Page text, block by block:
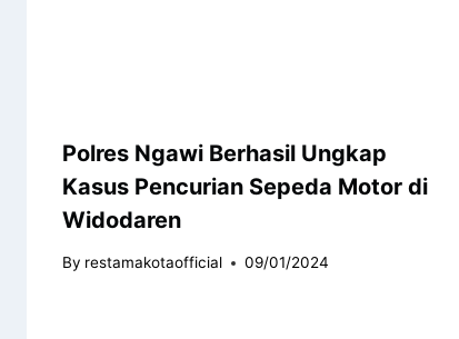
Polres Ngawi Berhasil Ungkap
Kasus Pencurian Sepeda Motor di
Widodaren
By restamakotaofficial 09/01/2024